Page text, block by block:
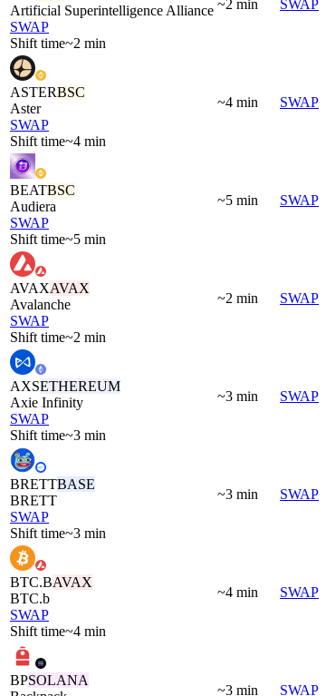
Artificial Superintelligence Alliance
SWAP
Shift time~2 min
~2 min SWAP
ASTERBSC
Aster
SWAP
Shift time~4 min
~4 min SWAP
BEATBSC
Audiera
SWAP
Shift time~5 min
~5 min SWAP
AVAXAVAX
Avalanche
SWAP
Shift time~2 min
~2 min SWAP
AXSETHEREUM
Axie Infinity
SWAP
Shift time~3 min
~3 min SWAP
BRETTBASE
BRETT
SWAP
Shift time~3 min
~3 min SWAP
BTC.BAVAX
BTC.b
SWAP
Shift time~4 min
~4 min SWAP
BPSOLANA
~3 min SWAP